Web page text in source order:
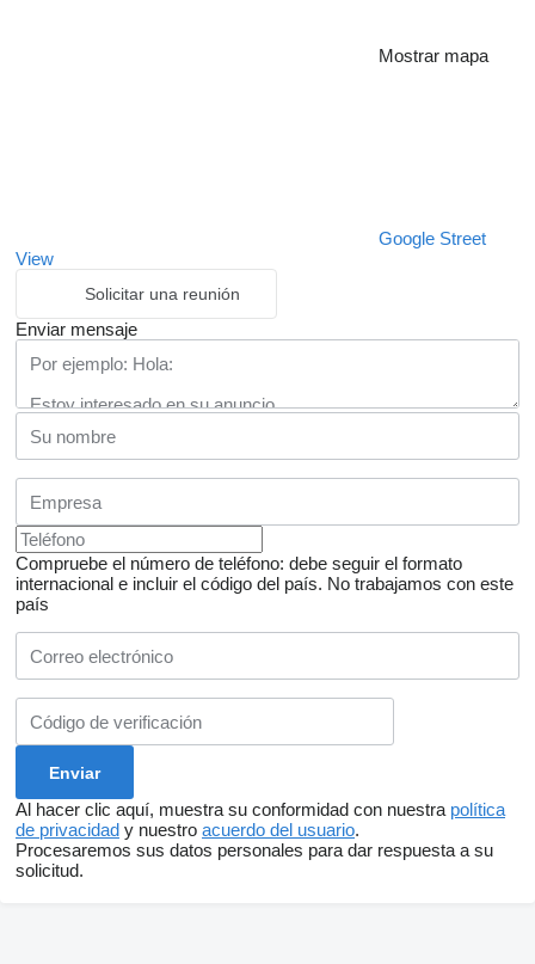
Mostrar mapa
Google Street
View
Solicitar una reunión
Enviar mensaje
Compruebe el número de teléfono: debe seguir el formato
internacional e incluir el código del país. No trabajamos con este
país
Al hacer clic aquí, muestra su conformidad con nuestra política
de privacidad y nuestro acuerdo del usuario.
Procesaremos sus datos personales para dar respuesta a su
solicitud.